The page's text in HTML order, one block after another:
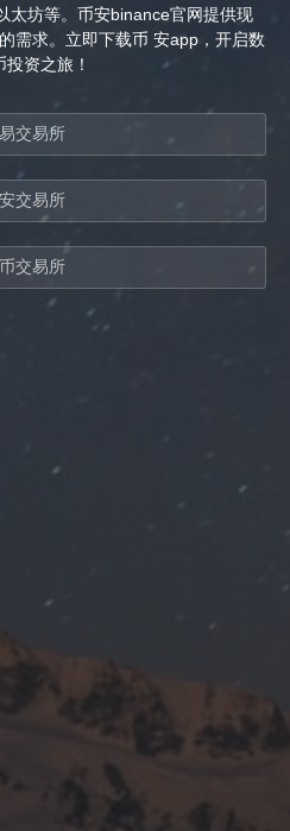
太坊等。币安binance官网提供现
需求。立即下载币 安app，开启数
投资之旅！
交易所
交易所
交易所